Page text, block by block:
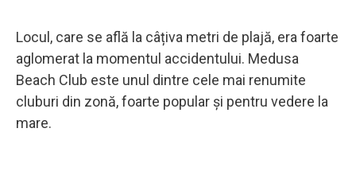
Locul, care se află la câțiva metri de plajă, era foarte
aglomerat la momentul accidentului. Medusa
Beach Club este unul dintre cele mai renumite
cluburi din zonă, foarte popular și pentru vedere la
mare.